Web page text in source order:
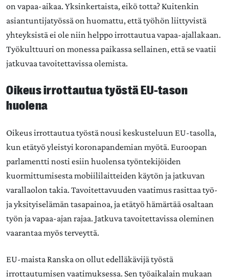
on vapaa-aikaa. Yksinkertaista, eikö totta? Kuitenkin
asiantuntijatyössä on huomattu, että työhön liittyvistä
yhteyksistä ei ole niin helppo irrottautua vapaa-ajallakaan.
Työkulttuuri on monessa paikassa sellainen, että se vaatii
jatkuvaa tavoitettavissa olemista.
Oikeus irrottautua työstä EU-tason
huolena
Oikeus irrottautua työstä nousi keskusteluun EU-tasolla,
kun etätyö yleistyi koronapandemian myötä. Euroopan
parlamentti nosti esiin huolensa työntekijöiden
kuormittumisesta mobiililaitteiden käytön ja jatkuvan
varallaolon takia. Tavoitettavuuden vaatimus rasittaa työ-
ja yksityiselämän tasapainoa, ja etätyö hämärtää osaltaan
työn ja vapaa-ajan rajaa. Jatkuva tavoitettavissa oleminen
vaarantaa myös terveyttä.
EU-maista Ranska on ollut edelläkävijä työstä
irrottautumisen vaatimuksessa. Sen työaikalain mukaan